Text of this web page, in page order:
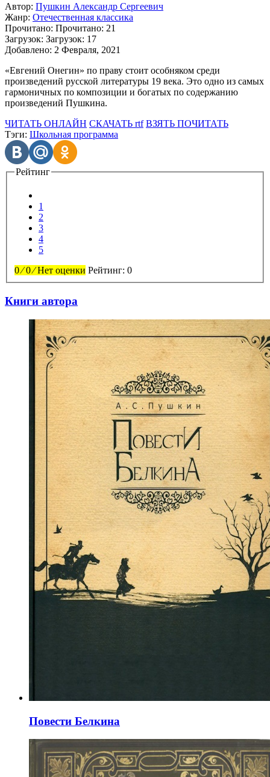
Автор: Пушкин Александр Сергеевич
Жанр: Отечественная классика
Прочитано: Прочитано: 21
Загрузок: Загрузок: 17
Добавлено: 2 Февраля, 2021
«Евгений Онегин» по праву стоит особняком среди
произведений русской литературы 19 века. Это одно из самых
гармоничных по композиции и богатых по содержанию
произведений Пушкина.
ЧИТАТЬ ОНЛАЙН СКАЧАТЬ rtf ВЗЯТЬ ПОЧИТАТЬ
Тэги: Школьная программа
Рейтинг
1
2
3
4
5
0⁄0⁄Нет оценки Рейтинг: 0
Книги автора
Повести Белкина